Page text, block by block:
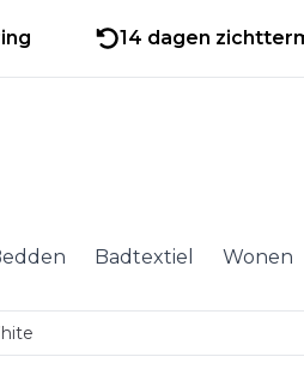
14 dagen
Badtextiel Wonen